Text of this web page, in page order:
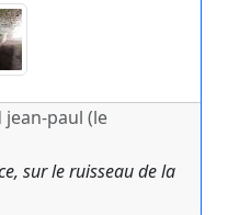
paul (le
sur le ruisseau de la